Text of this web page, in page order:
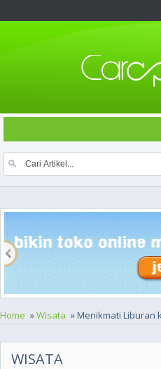
Home »Wisata » Menikmati Liburan
WISATA